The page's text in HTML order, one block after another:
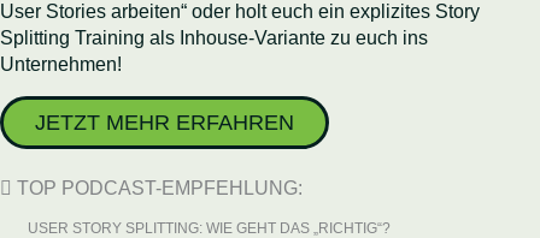
User Stories arbeiten“ oder holt euch ein explizites Story
Splitting Training als Inhouse-Variante zu euch ins
Unternehmen!
JETZT MEHR ERFAHREN
TOP PODCAST-EMPFEHLUNG:
USER STORY SPLITTING: WIE GEHT DAS „RICHTIG“?